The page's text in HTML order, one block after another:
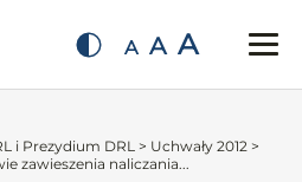
A A A
i Prezydium DRL > Uchwały 2012 >
zawieszenia naliczania...